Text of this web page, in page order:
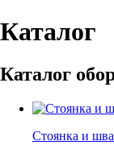
Каталог
Каталог
Стоянка и